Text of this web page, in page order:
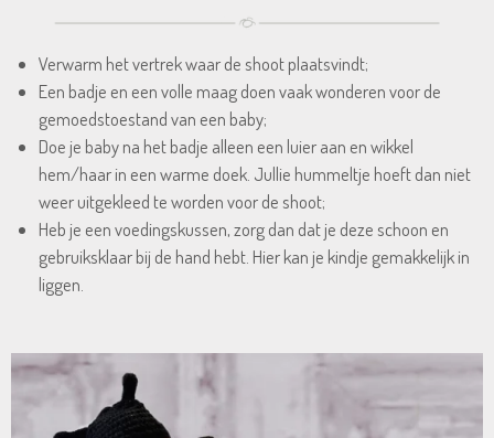
Verwarm het vertrek waar de shoot plaatsvindt;
Een badje en een volle maag doen vaak wonderen voor de
gemoedstoestand van een baby;
Doe je baby na het badje alleen een luier aan en wikkel
hem/haar in een warme doek. Jullie hummeltje hoeft dan niet
weer uitgekleed te worden voor de shoot;
Heb je een voedingskussen, zorg dan dat je deze schoon en
gebruiksklaar bij de hand hebt. Hier kan je kindje gemakkelijk in
liggen.